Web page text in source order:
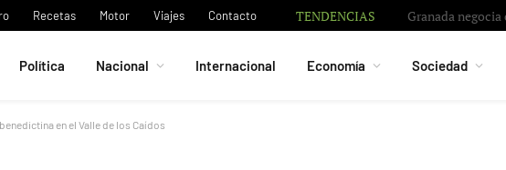
Recetas Motor Viajes Contacto TENDENCIAS Granada
Política Nacional Internacional Economía Sociedad
en el Valle de los Caídos